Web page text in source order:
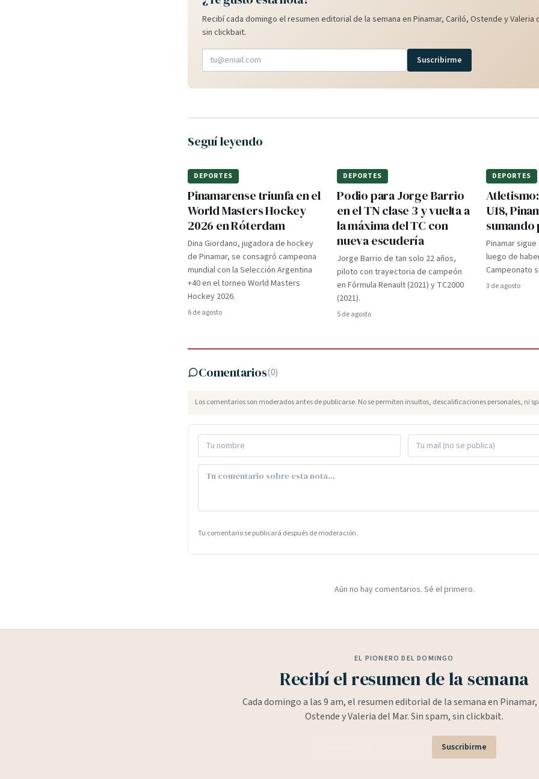
Recibí cada domingo el resumen editorial de la semana en Pinamar, Cariló, Ostende y Valeria
sin clickbait.
Suscribirme
Seguí leyendo
DEPORTES
Pinamarense triunfa en el
World Masters Hockey
2026 en Róterdam
Dina Giordano, jugadora de hockey
de Pinamar, se consagró campeona
mundial con la Selección Argentina
+40 en el torneo World Masters
Hockey 2026.
6 de agosto
DEPORTES
Podio para Jorge Barrio
en el TN clase 3 y vuelta a
la máxima del TC con
nueva escudería
Jorge Barrio de tan solo 22 años,
piloto con trayectoria de campeón
en Fórmula Renault (2021) y TC2000
(2021).
5 de agosto
DEPORTES
U18,
sumando
Pinamar
luego de
Campeonato
3 de agosto
Comentarios(0)
Los comentarios son moderados antes de publicarse. No se permiten insultos, descalificaciones personales, ni
Tu comentario se publicará después de moderación.
Aún no hay comentarios. Sé el primero.
EL PIONERO DEL DOMINGO
Recibí el resumen de la semana
Cada domingo a las 9 am, el resumen editorial de la semana en
Ostende y Valeria del Mar. Sin spam, sin clickbait.
Suscribirme